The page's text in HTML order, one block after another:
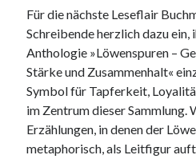
Für die nächste Leseflair
Schreibende herzlich dazu
Anthologie »Löwenspuren –
Stärke und Zusammenhalt«
Symbol für Tapferkeit,
im Zentrum dieser Sammlung.
Erzählungen, in denen der
metaphorisch, als Leitfigur